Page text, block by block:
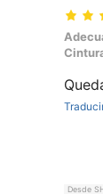
Desde